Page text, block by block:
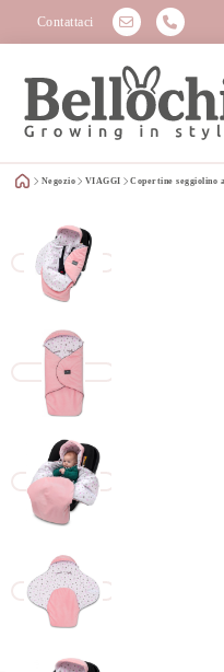
Contattaci
Negozio VIAGGI Copertine seggiolino